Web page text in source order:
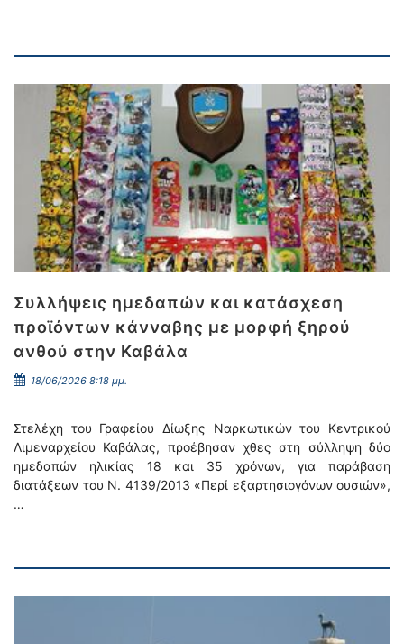
Συλλήψεις ημεδαπών και κατάσχεση
προϊόντων κάνναβης με μορφή ξηρού
ανθού στην Καβάλα
18/06/2026 8:18 μμ.
Στελέχη του Γραφείου Δίωξης Ναρκωτικών του Κεντρικού
Λιμεναρχείου Καβάλας, προέβησαν χθες στη σύλληψη δύο
ημεδαπών ηλικίας 18 και 35 χρόνων, για παράβαση
διατάξεων του Ν. 4139/2013 «Περί εξαρτησιογόνων ουσιών»,
…